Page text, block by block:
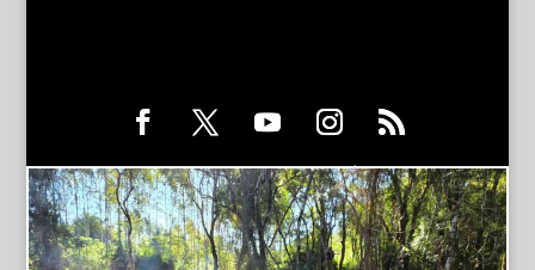
Seguinos en nuestras redes